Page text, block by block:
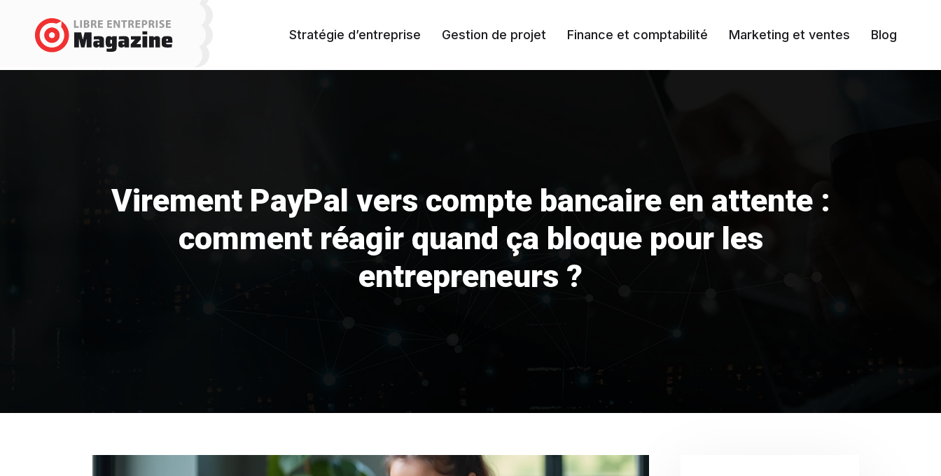
Stratégie d’entreprise Gestion de projet Finance et comptabilité Marketing et ventes Blog
Virement PayPal vers compte bancaire en attente :
comment réagir quand ça bloque pour les
entrepreneurs ?